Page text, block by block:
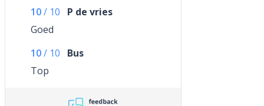
10/ 10
P de vries
Goed
10/ 10
Bus
Top